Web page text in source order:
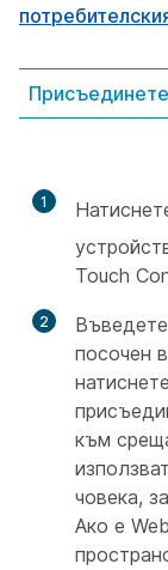
1
Touch
2
посочен
натиснете
към
човека,
Ако е